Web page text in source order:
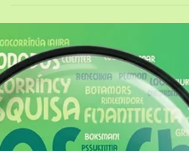
vendas, confiança e a experiência que
mantém clientes próximos das